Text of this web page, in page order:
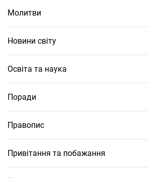
Молитви
Новини світу
Освіта та наука
Поради
Правопис
Привітання та побажання